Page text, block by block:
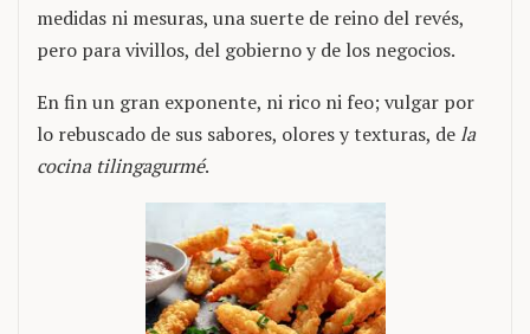
medidas ni mesuras, una suerte de reino del revés,
pero para vivillos, del gobierno y de los negocios.
En fin un gran exponente, ni rico ni feo; vulgar por
lo rebuscado de sus sabores, olores y texturas, dela
cocina tilingagurmé.